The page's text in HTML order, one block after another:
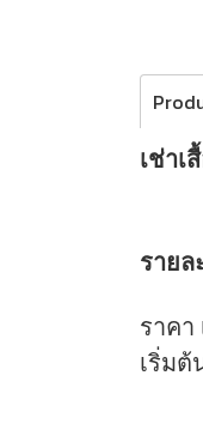
เช่าเ
รายล
ราคา
เริ่มต้